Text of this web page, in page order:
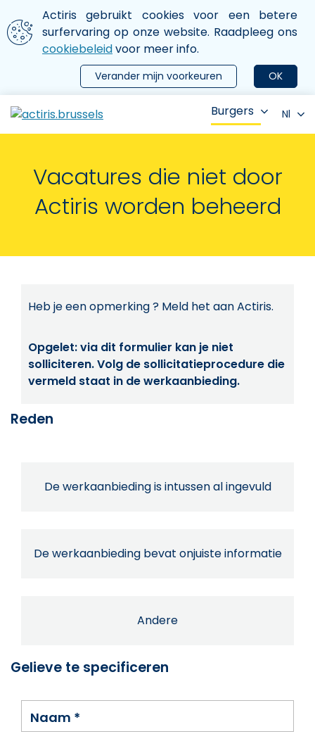
Aller au contenu principal
We gebruiken cookies
Actiris gebruikt cookies voor een betere
surfervaring op onze website. Raadpleeg ons
cookiebeleidvoor meer info.
OK
Verander mijn voorkeuren
le menu
Burgers Nl
Vacatures die niet door
Actiris worden beheerd
Heb je een opmerking ? Meld het aan Actiris.
Opgelet: via dit formulier kan je niet
solliciteren. Volg de sollicitatieprocedure die
vermeld staat in de werkaanbieding.
Reden
De werkaanbieding is intussen al ingevuld
De werkaanbieding bevat onjuiste informatie
Andere
Gelieve te specificeren
Naam *